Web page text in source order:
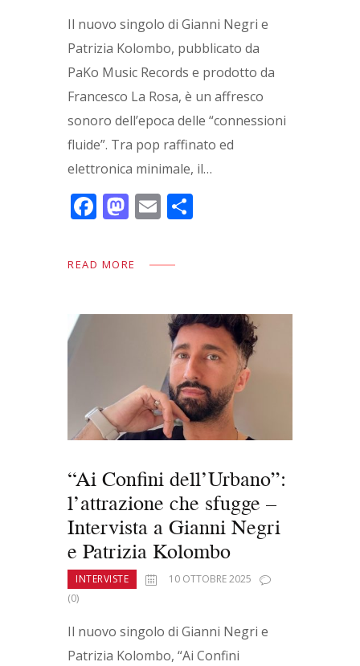
Il nuovo singolo di Gianni Negri e
Patrizia Kolombo, pubblicato da
PaKo Music Records e prodotto da
Francesco La Rosa, è un affresco
sonoro dell’epoca delle “connessioni
fluide”. Tra pop raffinato ed
elettronica minimale, il…
F
e
o
M
to
o
E
ai
vi
di
READ MORE
“Ai Confini dell’Urbano”:
l’attrazione che sfugge –
Intervista a Gianni Negri
e Patrizia Kolombo
INTERVISTE
10 OTTOBRE 2025
(0)
Il nuovo singolo di Gianni Negri e
Patrizia Kolombo, “Ai Confini